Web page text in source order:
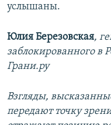
услышаны.
Юлия Березовская,
заблокированного в
Грани.ру
Взгляды,
передают точку